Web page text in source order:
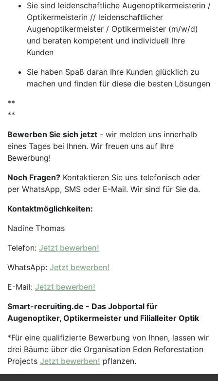
Sie sind leidenschaftliche Augenoptikermeisterin /
Optikermeisterin // leidenschaftlicher
Augenoptikermeister / Optikermeister (m/w/d)
und beraten kompetent und individuell Ihre
Kunden
Sie haben Spaß daran Ihre Kunden glücklich zu
machen und finden für diese die besten Lösungen
**
**
Bewerben Sie sich jetzt - wir melden uns innerhalb
eines Tages bei Ihnen. Wir freuen uns auf Ihre
Bewerbung!
Noch Fragen? Kontaktieren Sie uns telefonisch oder
per WhatsApp, SMS oder E-Mail. Wir sind für Sie da.
Kontaktmöglichkeiten:
Nadine Thomas
Telefon: Jetzt bewerben!
WhatsApp: Jetzt bewerben!
E-Mail: Jetzt bewerben!
Smart-recruiting.de - Das Jobportal für
Augenoptiker, Optikermeister und Filialleiter Optik
*Für eine qualifizierte Bewerbung von Ihnen, lassen wir
drei Bäume über die Organisation Eden Reforestation
Projects Jetzt bewerben! pflanzen.